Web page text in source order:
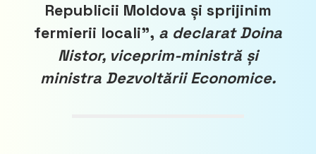
Republicii Moldova și sprijinim
fermierii locali”, a declarat Doina
Nistor, viceprim-ministră și
ministra Dezvoltării Economice.